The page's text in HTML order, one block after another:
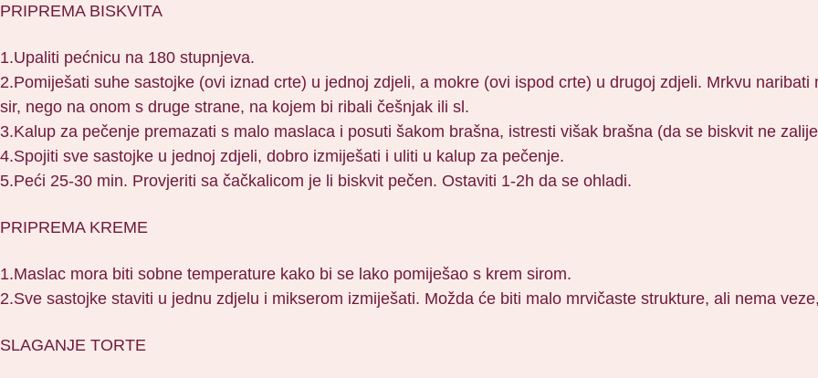
PRIPREMA BISKVITA
1.Upaliti pećnicu na 180 stupnjeva.
2.Pomiješati suhe sastojke (ovi iznad crte) u jednoj zdjeli, a mokre (ovi ispod crte) u drugoj zdjeli. Mrkvu
sir, nego na onom s druge strane, na kojem bi ribali češnjak ili sl.
3.Kalup za pečenje premazati s malo maslaca i posuti šakom brašna, istresti višak brašna (da se biskvit ne
4.Spojiti sve sastojke u jednoj zdjeli, dobro izmiješati i uliti u kalup za pečenje.
5.Peći 25-30 min. Provjeriti sa čačkalicom je li biskvit pečen. Ostaviti 1-2h da se ohladi.
PRIPREMA KREME
1.Maslac mora biti sobne temperature kako bi se lako pomiješao s krem sirom.
2.Sve sastojke staviti u jednu zdjelu i mikserom izmiješati. Možda će biti malo mrvičaste strukture, ali nema
SLAGANJE TORTE